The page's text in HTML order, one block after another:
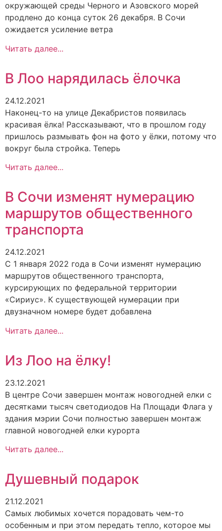
окружающей среды Черного и Азовского морей
продлено до конца суток 26 декабря. В Сочи
ожидается усиление ветра
Читать далее...
В Лоо нарядилась ёлочка
24.12.2021
Наконец-то на улице Декабристов появилась
красивая ёлка! Рассказывают, что в прошлом году
пришлось размывать фон на фото у ёлки, потому что
вокруг была стройка. Теперь
Читать далее...
В Сочи изменят нумерацию
маршрутов общественного
транспорта
24.12.2021
С 1 января 2022 года в Сочи изменят нумерацию
маршрутов общественного транспорта,
курсирующих по федеральной территории
«Сириус». К существующей нумерации при
двузначном номере будет добавлена
Читать далее...
Из Лоо на ёлку!
23.12.2021
В центре Сочи завершен монтаж новогодней елки с
десятками тысяч светодиодов На Площади Флага у
здания мэрии Сочи полностью завершен монтаж
главной новогодней елки курорта
Читать далее...
Душевный подарок
21.12.2021
Самых любимых хочется порадовать чем-то
особенным и при этом передать тепло, которое мы